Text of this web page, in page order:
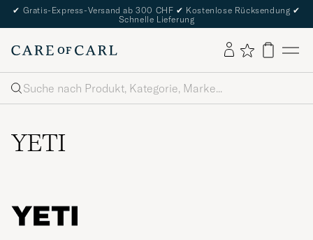
✔ Gratis-Express-Versand ab 300 CHF ✔ Kostenlose Rücksendung ✔
Schnelle Lieferung
Suche
YETI